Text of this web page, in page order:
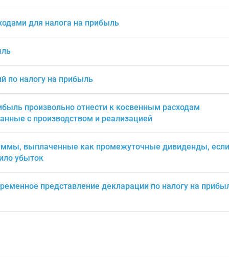
для налога на прибыль
по налогу на прибыль
произвольно отнести к косвенным расходам
с производством и реализацией
выплаченные как промежуточные дивиденды, если
убыток
представление декларации по налогу на